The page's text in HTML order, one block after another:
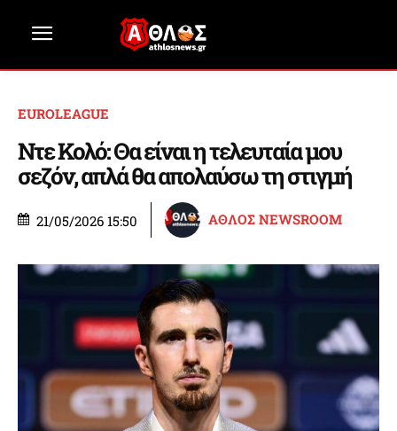
EUROLEAGUE
Ντε Κολό: Θα είναι η τελευταία μου
σεζόν, απλά θα απολαύσω τη στιγμή
21/05/2026 15:50 ΑΘΛΟΣ NEWSROOM